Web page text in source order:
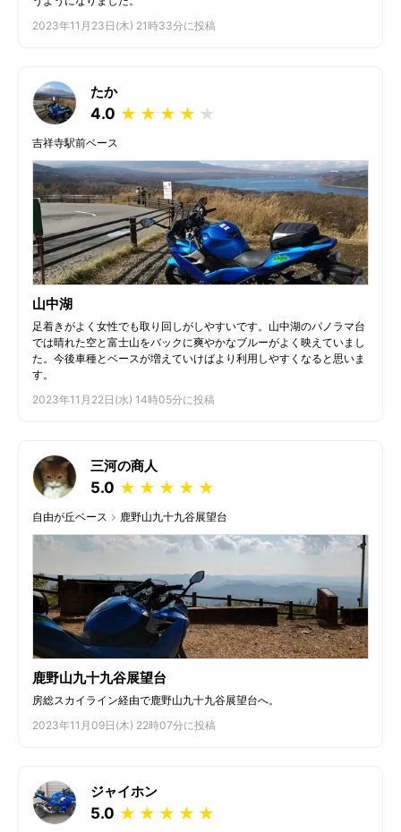
2023年11月23日(木) 21時33分に投稿
たか
4.0 ★
★
★
★
★
吉祥寺駅前ベース
山中湖
足着きがよく女性でも取り回しがしやすいです。山中湖のパノラマ台
では晴れた空と富士山をバックに爽やかなブルーがよく映えていまし
た。今後車種とベースが増えていけばより利用しやすくなると思いま
す。
2023年11月22日(水) 14時05分に投稿
三河の商人
5.0 ★
★
★
★
★
自由が丘ベース 鹿野山九十九谷展望台
鹿野山九十九谷展望台
房総スカイライン経由で鹿野山九十九谷展望台へ。
2023年11月09日(木) 22時07分に投稿
ジャイホン
5.0 ★
★
★
★
★